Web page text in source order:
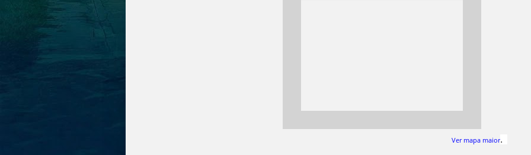
Ver mapa maior.